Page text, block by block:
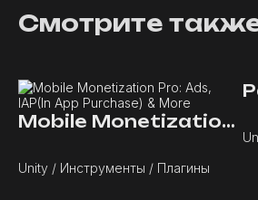
Смотрите
Mobile Monetization Pro: Ads, IAP(In App Purchase) & More
Unity / Инструменты / Плагины